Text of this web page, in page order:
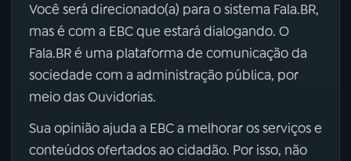
Você será direcionado(a) para o sistema Fala.BR,
mas é com a EBC que estará dialogando. O
Fala.BR é uma plataforma de comunicação da
sociedade com a administração pública, por
meio das Ouvidorias.
Sua opinião ajuda a EBC a melhorar os serviços e
conteúdos ofertados ao cidadão. Por isso, não